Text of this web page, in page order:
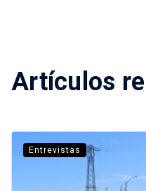
Artículos
Entrevistas